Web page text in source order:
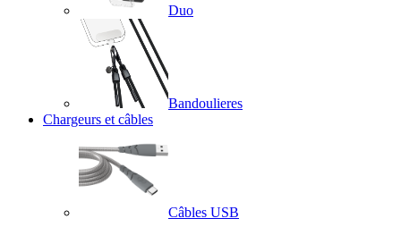
Duo
Bandoulieres
Chargeurs et câbles
Câbles USB